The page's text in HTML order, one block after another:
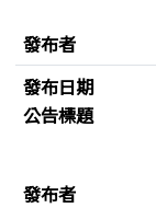
發布者
發布日期
公告標題
發布者